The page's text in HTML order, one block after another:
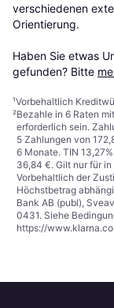
verschiedenen
Orientierung.
Haben Sie etwas
gefunden? Bitte
¹Vorbehaltlich
²Bezahle in 6 Raten
erforderlich sein.
5 Zahlungen von
6 Monate. TIN
36,84 €. Gilt nur für
Vorbehaltlich der
Höchstbetrag
Bank AB (publ),
0431. Siehe
https://